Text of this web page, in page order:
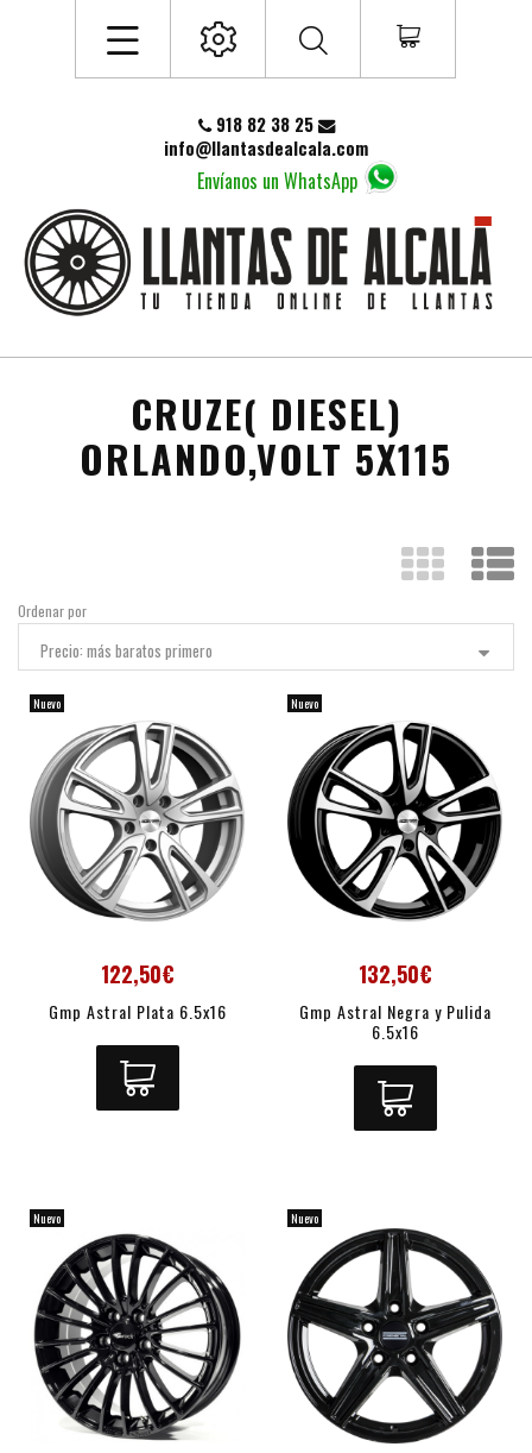
Envíanos un WhatsApp
918 82 38 25
info@llantasdealcala.com
CRUZE( DIESEL)
ORLANDO,VOLT 5X115
Ordenar por
Precio: más baratos primero
Nuevo
122,50€
Gmp Astral Plata 6.5x16
Nuevo
132,50€
Gmp Astral Negra y Pulida
6.5x16
Nuevo Nuevo